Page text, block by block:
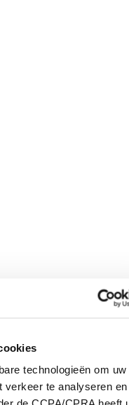
technologieën om uw
verkeer te analyseren en
club
en